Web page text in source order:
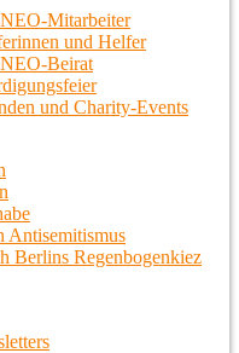
Mitarbeiter
und Helfer
Beirat
und Charity-Events
Antisemitismus
Berlins Regenbogenkiez